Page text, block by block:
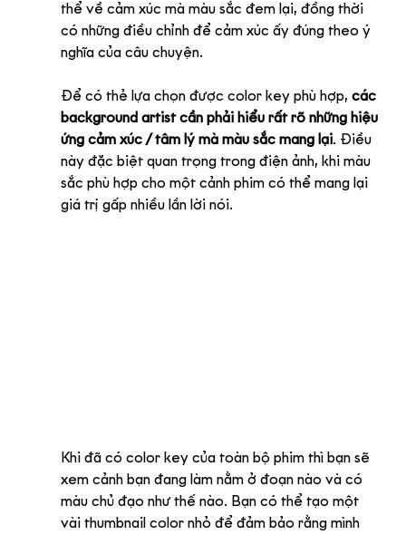
thể về cảm xúc mà màu sắc đem lại, đồng thời
có những điều chỉnh để cảm xúc ấy đúng theo ý
nghĩa của câu chuyện.
Để có thẻ lựa chọn được color key phù hợp, các
background artist cần phải hiểu rất rõ những hiệu
ứng cảm xúc / tâm lý mà màu sắc mang lại. Điều
này đặc biệt quan trọng trong điện ảnh, khi màu
sắc phù hợp cho một cảnh phim có thể mang lại
giá trị gấp nhiều lần lời nói.
Khi đã có color key của toàn bộ phim thì bạn sẽ
xem cảnh bạn đang làm nằm ở đoạn nào và có
màu chủ đạo như thế nào. Bạn có thể tạo một
vài thumbnail color nhỏ để đảm bảo rằng mình